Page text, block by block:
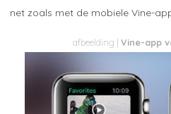
net zoals met de mobiele Vine-
Vine-app